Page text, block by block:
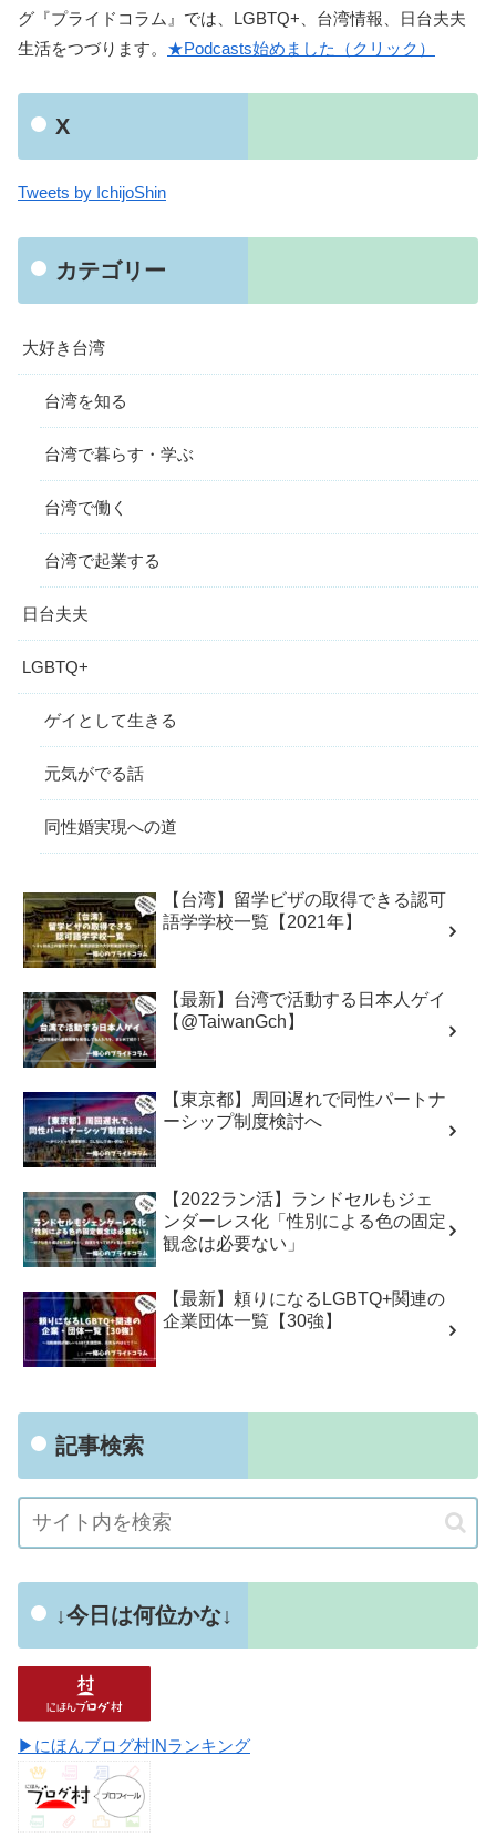
グ『プライドコラム』では、LGBTQ+、台湾情報、日台夫夫
生活をつづります。 ★Podcasts始めました（クリック）
X
Tweets by IchijoShin
カテゴリー
大好き台湾
台湾を知る
台湾で暮らす・学ぶ
台湾で働く
台湾で起業する
日台夫夫
LGBTQ+
ゲイとして生きる
元気がでる話
同性婚実現への道
【台湾】留学ビザの取得できる認可
語学学校一覧【2021年】
【最新】台湾で活動する日本人ゲイ
【@TaiwanGch】
【東京都】周回遅れで同性パートナ
ーシップ制度検討へ
【2022ラン活】ランドセルもジェ
ンダーレス化「性別による色の固定
観念は必要ない」
【最新】頼りになるLGBTQ+関連の
企業団体一覧【30強】
記事検索
↓今日は何位かな↓
▶にほんブログ村INランキング